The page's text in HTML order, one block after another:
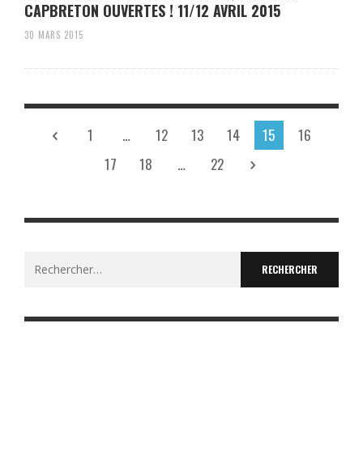
CAPBRETON OUVERTES ! 11/12 AVRIL 2015
30 MARS 2015
1 … 12 13 14 15
16
17
18 … 22